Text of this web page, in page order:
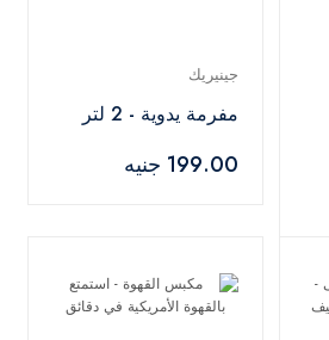
جينيريك
مفرمة يدوية - 2 لتر
199.00 جنيه